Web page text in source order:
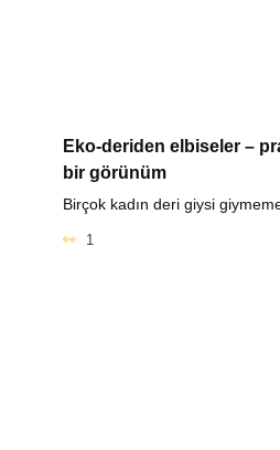
Eko-deriden elbiseler –
bir görünüm
Birçok kadın deri giysi
1